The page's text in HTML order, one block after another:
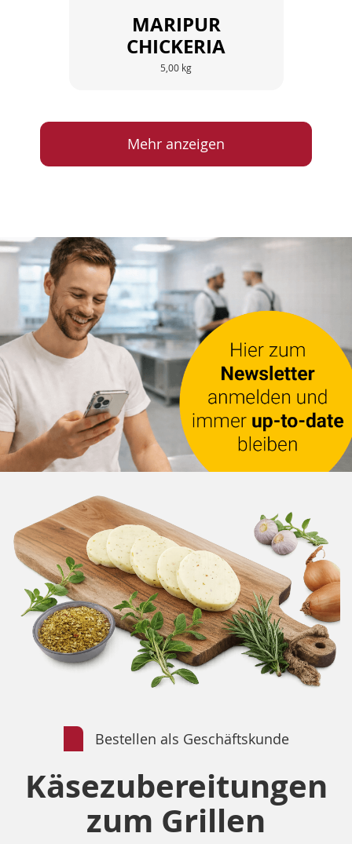
MARIPUR
CHICKERIA
5,00 kg
Mehr anzeigen
Bestellen als Geschäftskunde
Käsezubereitungen
zum Grillen